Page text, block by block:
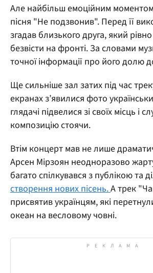
Але найбільш емоційним
пісня "Не подзвонив". Перед її
згадав близького друга, який
безвісти на фронті. За словами
точної інформації про його долю
Ще сильніше зал затих під час
екранах з’явилися фото
глядачі підвелися зі своїх місць і
композицію стоячи.
Втім концерт мав не лише
Арсен Мірзоян неодноразово
багато спілкувався з публікою та
створення нових пісень.А трек
присвятив українцям, які
океан на весловому човні.